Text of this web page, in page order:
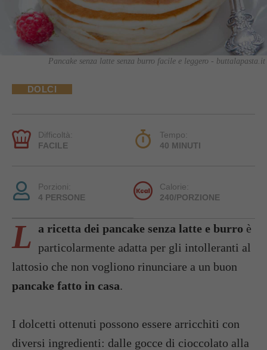
Pancake senza latte senza burro facile e leggero - buttalapasta.it
DOLCI
Difficoltà:
FACILE
Tempo:
40 MINUTI
Porzioni:
4 PERSONE
Calorie:
240/PORZIONE
L a ricetta dei pancake senza latte e burro è
particolarmente adatta per gli intolleranti al
lattosio che non vogliono rinunciare a un buon
pancake fatto in casa.
I dolcetti ottenuti possono essere arricchiti con
diversi ingredienti: dalle gocce di cioccolato alla